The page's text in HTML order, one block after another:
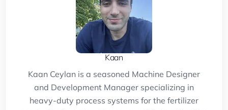
Kaan
Kaan Ceylan is a seasoned Machine Designer
and Development Manager specializing in
heavy-duty process systems for the fertilizer